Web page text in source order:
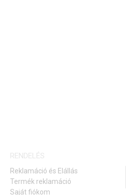
RENDELÉS
Reklamáció és Elállás
Termék reklamáció
Saját fiókom